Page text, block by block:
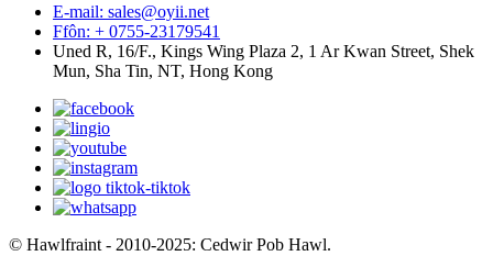
E-mail: sales@oyii.net
Ffôn: + 0755-23179541
Uned R, 16/F., Kings Wing Plaza 2, 1 Ar Kwan Street, Shek
Mun, Sha Tin, NT, Hong Kong
© Hawlfraint - 2010-2025: Cedwir Pob Hawl.